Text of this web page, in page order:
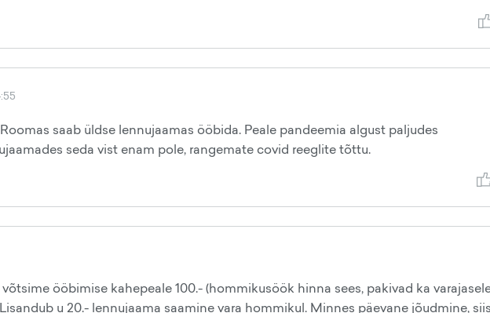
saab üldse lennujaamas ööbida. Peale pandeemia algust paljudes
seda vist enam pole, rangemate covid reeglite tõttu.
ööbimise kahepeale 100.- (hommikusöök hinna sees, pakivad ka
u 20.- lennujaama saamine vara hommikul. Minnes päevane jõudmine,